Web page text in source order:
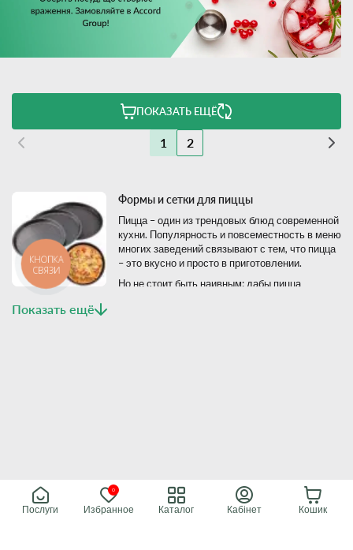
1 2
ПОКАЗАТЬ ЕЩЁ
Формы и сетки для пиццы
Пицца – один из трендовых блюд современной
кухни. Популярность и повсеместность в меню
многих заведений связывают с тем, что пицца
– это вкусно и просто в приготовлении.
Но не стоит быть наивным: дабы пицца
соблюдать рецептуру;
Показать ещё
Послуги
0
Избранное Каталог Кабінет Кошик
КНОПКА
СВЯЗИ